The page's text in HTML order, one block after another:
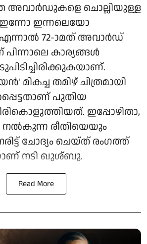
അവാർഡുകളെ ചൊല്ലിയുള്ള
ഇന്നലെയോ
72-ാമത് അവാർഡ്
പിന്നാലെ കാര്യങ്ങൾ
മികച്ച തമിഴ് ചിത്രമായി
പുതിയ
ഇപ്പോഴിതാ,
രീതിയെയും
ചോദ്യം ചെയ്ത് രംഗത്ത്
നടി ഖുശ്ബു.
Read More